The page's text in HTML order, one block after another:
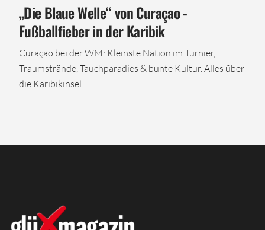
„Die Blaue Welle“ von Curaçao -
Fußballfieber in der Karibik
Curaçao bei der WM: Kleinste Nation im Turnier,
Traumstrände, Tauchparadies & bunte Kultur. Alles über
die Karibikinsel.